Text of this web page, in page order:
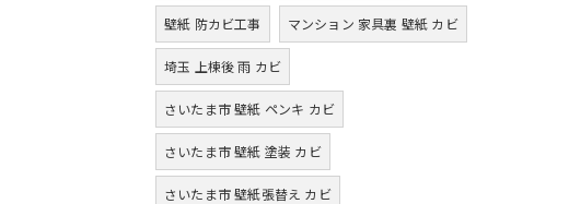
壁紙 防カビ工事 マンション 家具裏 壁紙 カビ
埼玉 上棟後 雨 カビ
さいたま市 壁紙 ペンキ カビ
さいたま市 壁紙 塗装 カビ
さいたま市 壁紙張替え カビ